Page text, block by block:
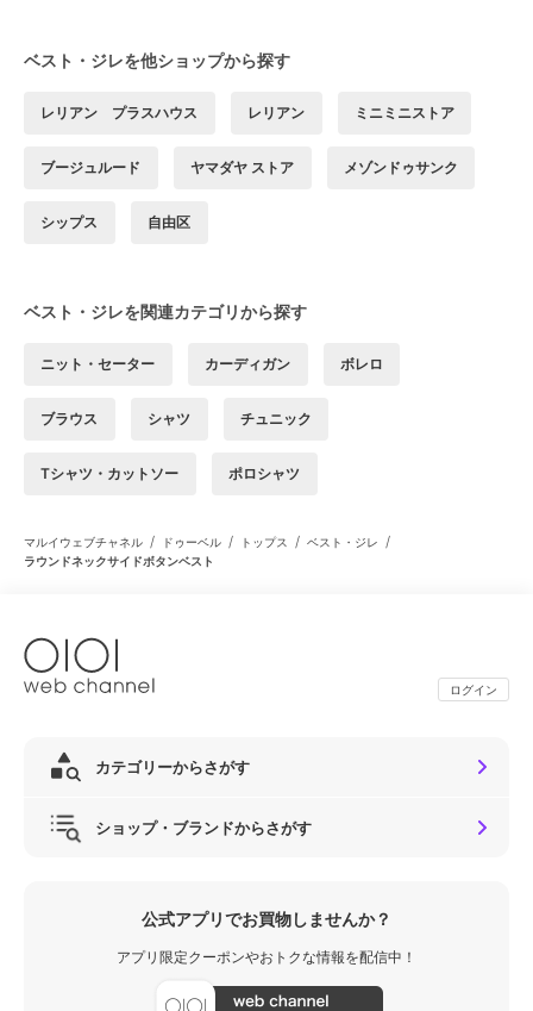
ベスト・ジレを他ショップから探す
レリアン プラスハウス レリアン ミニミニストア
ブージュルード ヤマダヤ ストア メゾンドゥサンク
シップス 自由区
ベスト・ジレを関連カテゴリから探す
ニット・セーター カーディガン ボレロ
ブラウス シャツ チュニック
Tシャツ・カットソー ポロシャツ
マルイウェブチャネル / ドゥーベル / トップス / ベスト・ジレ /
ラウンドネックサイドボタンベスト
ログイン
カテゴリーからさがす
ショップ・ブランドからさがす
公式アプリでお買物しませんか？
アプリ限定クーポンやおトクな情報を配信中！